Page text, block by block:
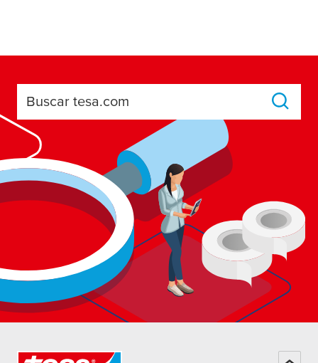
Buscar tesa.com